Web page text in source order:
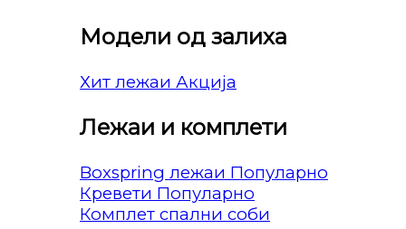
Модели од залиха
Хит лежаи
Лежаи и комплети
Boxspring лежаи
Кревети
Комплет спални соби